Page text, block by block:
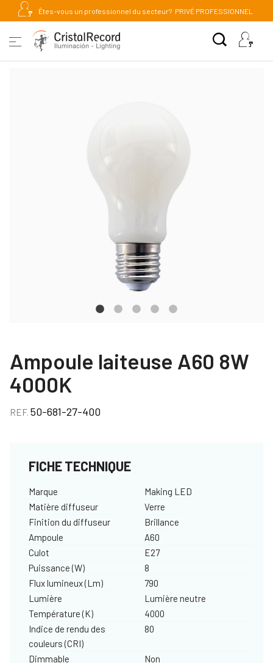
Êtes-vous un professionnel du secteur? PRIVÉ PROFESSIONNEL
Ampoule laiteuse A60 8W
4000K
REF. 50-681-27-400
FICHE TECHNIQUE
Marque
Making LED
Matière diffuseur
Verre
Finition du diffuseur
Brillance
Ampoule
A60
Culot
E27
Puissance (W)
8
Flux lumineux (Lm)
790
Lumière
Lumière neutre
Température (K)
4000
Indice de rendu des
couleurs (CRI)
80
Dimmable
Non